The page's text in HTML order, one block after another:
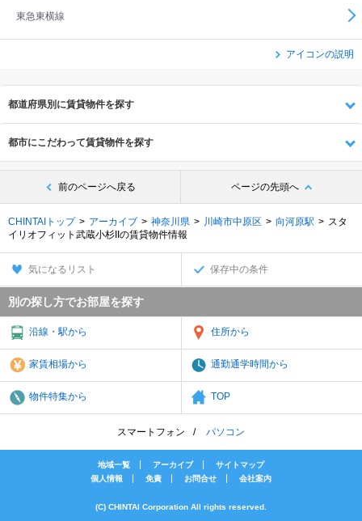
東急東横線
アイコンの説明
都道府県別に賃貸物件を探す
都市にこだわって賃貸物件を探す
前のページへ戻る ページの先頭へ
CHINTAIトップ アーカイブ 神奈川県 川崎市中原区 向河原駅
スタ
イリオフィット武蔵小杉IIの賃貸物件情報
気になるリスト 保存中の条件
別の探し方でお部屋を探す
沿線・駅から 住所から
家賃相場から 通勤通学時間から
物件特集から TOP
スマートフォン パソコン
地域一覧 アーカイブ
サイトマップ
個人情報
免責 お問合せ 会社案内
(C) CHINTAI Corporation All rights reserved.